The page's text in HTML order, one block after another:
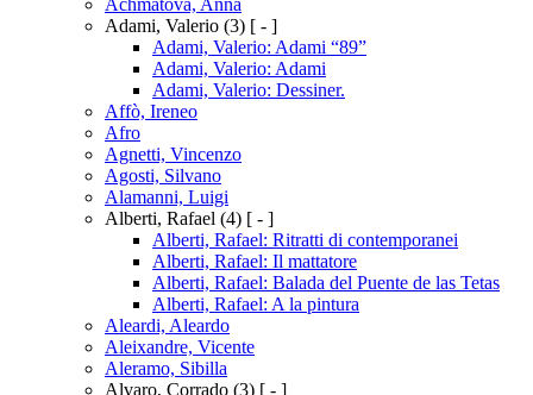
Adami, Valerio (3) [ - ]
Adami, Valerio: Adami “89”
Adami, Valerio: Adami
Adami, Valerio: Dessiner.
Affò, Ireneo
Afro
Agnetti, Vincenzo
Agosti, Silvano
Alamanni, Luigi
Alberti, Rafael (4) [ - ]
Alberti, Rafael: Ritratti di contemporanei
Alberti, Rafael: Il mattatore
Alberti, Rafael: Balada del Puente de las Tetas
Alberti, Rafael: A la pintura
Aleardi, Aleardo
Aleixandre, Vicente
Aleramo, Sibilla
Alvaro, Corrado (3) [ - ]